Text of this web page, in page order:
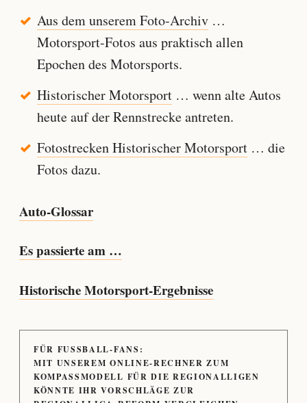
Aus dem unserem Foto-Archiv…
Motorsport-Fotos aus praktisch allen
Epochen des Motorsports.
Historischer Motorsport… wenn alte Autos
heute auf der Rennstrecke antreten.
Fotostrecken Historischer Motorsport… die
Fotos dazu.
Auto-Glossar
Es passierte am …
Historische Motorsport-Ergebnisse
FÜR FUSSBALL-FANS:
MIT UNSEREM ONLINE-RECHNER ZUM
KOMPASSMODELL FÜR DIE REGIONALLIGEN
KÖNNTE IHR VORSCHLÄGE ZUR